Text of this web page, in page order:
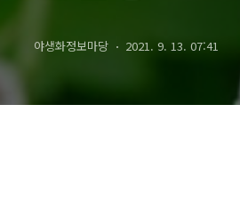
야생화정보마당 2021. 9. 13. 07:41